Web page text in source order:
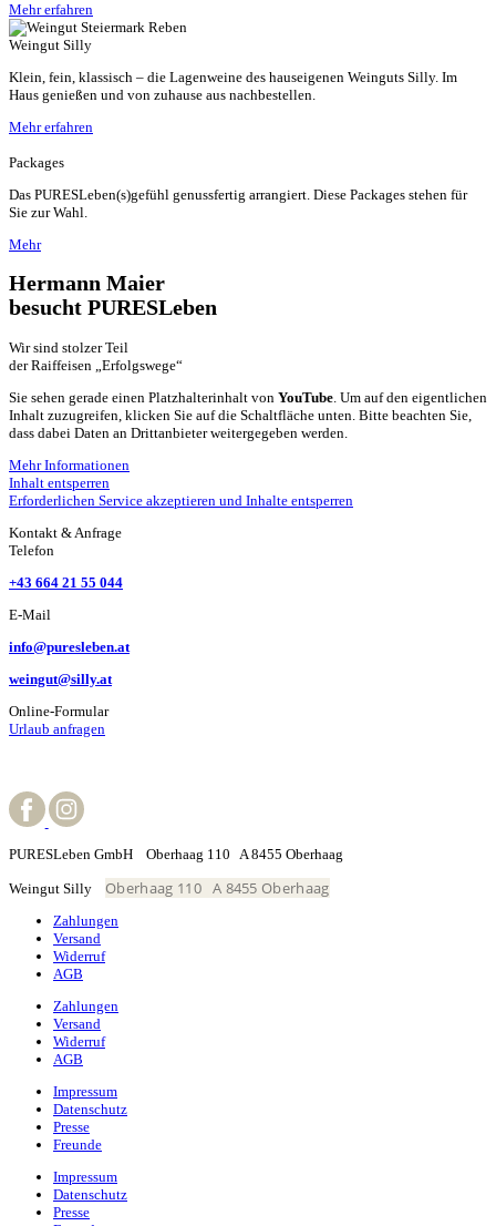
Mehr erfahren
Weingut Silly
Klein, fein, klassisch – die Lagenweine des hauseigenen Weinguts Silly. Im
Haus genießen und von zuhause aus nachbestellen.
Mehr erfahren
Packages
Das PURESLeben(s)gefühl genussfertig arrangiert. Diese Packages stehen für
Sie zur Wahl.
Mehr
Hermann Maier
besucht PURESLeben
Wir sind stolzer Teil
der Raiffeisen „Erfolgswege“
Sie sehen gerade einen Platzhalterinhalt von YouTube . Um auf den eigentlichen
Inhalt zuzugreifen, klicken Sie auf die Schaltfläche unten. Bitte beachten Sie,
dass dabei Daten an Drittanbieter weitergegeben werden.
Mehr Informationen
Inhalt entsperren
Erforderlichen Service akzeptieren und Inhalte entsperren
Kontakt & Anfrage
Telefon
+43 664 21 55 044
E-Mail
info@puresleben.at
weingut@silly.at
Online-Formular
Urlaub anfragen
PURESLeben GmbH Oberhaag 110 A 8455 Oberhaag
Weingut Silly Oberhaag 110 A 8455 Oberhaag
Zahlungen
Versand
Widerruf
AGB
Zahlungen
Versand
Widerruf
AGB
Impressum
Datenschutz
Presse
Freunde
Impressum
Datenschutz
Presse